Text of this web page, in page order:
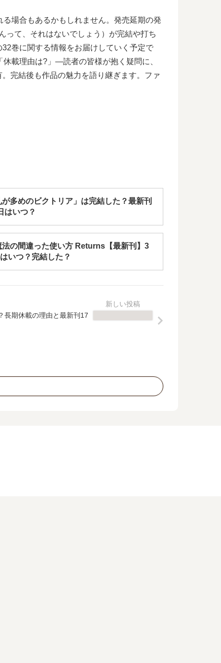
場合もあるかもしれません。発売延期の発
って、それはないでしょう）が完結や打ち
巻に関する情報をお届けしていく予定で
載理由は?」―読者の皆様が抱く疑問に、
完結後も作品の魅力を語り継ぎます。ファ
が多めのビクトリア」は完結した？最新刊
はいつ？
法の間違った使い方 Returns【最新刊】3
いつ？完結した？
長期休載の理由と最新刊17